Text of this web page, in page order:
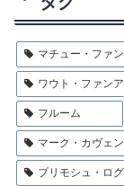
マチュー・ファ
ワウト・ファン
フルーム
マーク・カヴェ
プリモシュ・ロ